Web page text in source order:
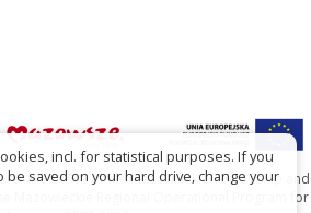
Office of the Mazowieckie Voivodship and
Mazowieckie Regional Operational Program for
incl. for statistical purposes. If you
be saved on your hard drive, change your